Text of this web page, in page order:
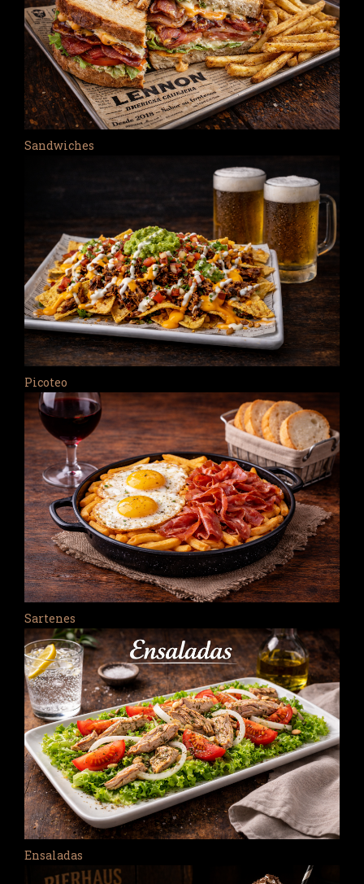
Sandwiches
Picoteo
Sartenes
Ensaladas